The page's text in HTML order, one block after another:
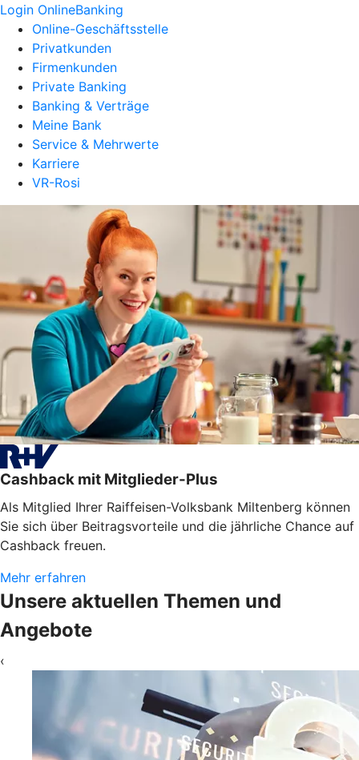
Login OnlineBanking
Online-Geschäftsstelle
Privatkunden
Firmenkunden
Private Banking
Banking & Verträge
Meine Bank
Service & Mehrwerte
Karriere
VR-Rosi
Cashback mit Mitglieder-Plus
Als Mitglied Ihrer Raiffeisen-Volksbank Miltenberg können
Sie sich über Beitragsvorteile und die jährliche Chance auf
Cashback freuen.
Mehr erfahren
Unsere aktuellen Themen und
Angebote
‹